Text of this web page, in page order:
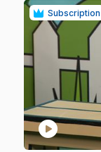
Subscription
play_circle